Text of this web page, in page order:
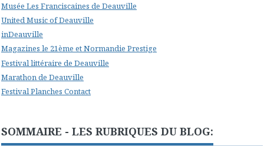
Musée Les Franciscaines de Deauville
United Music of Deauville
inDeauville
Magazines le 21ème et Normandie Prestige
Festival littéraire de Deauville
Marathon de Deauville
Festival Planches Contact
SOMMAIRE - LES RUBRIQUES DU BLOG: